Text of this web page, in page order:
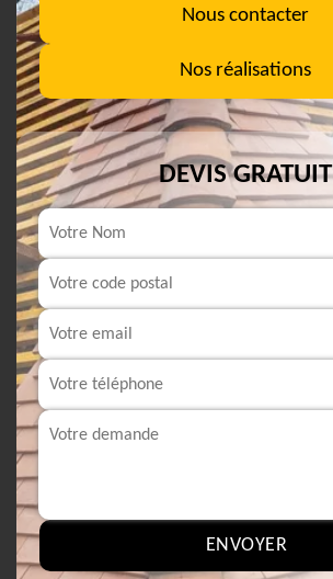
Nous contacter
Nos réalisations
DEVIS GRATUIT